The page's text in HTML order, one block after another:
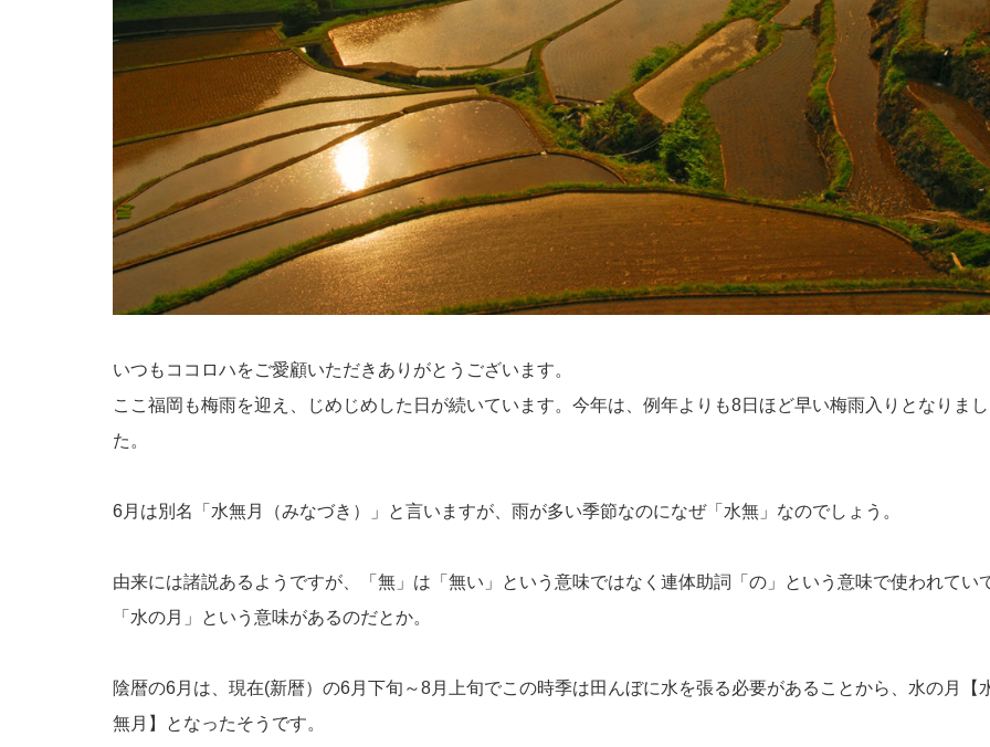
いつもココロハをご愛顧いただきありがとうございます。
ここ福岡も梅雨を迎え、じめじめした日が続いています。今年は、例年よりも8日ほど早い梅雨入りとなりまし
た。
6月は別名「水無月（みなづき）」と言いますが、雨が多い季節なのになぜ「水無」なのでしょう。
由来には諸説あるようですが、「無」は「無い」という意味ではなく連体助詞「の」という意味で使われてい
「水の月」という意味があるのだとか。
陰暦の6月は、現在(新暦）の6月下旬～8月上旬でこの時季は田んぼに水を張る必要があることから、水の月【
無月】となったそうです。